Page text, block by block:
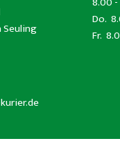
Seuling
Do.
Fr.